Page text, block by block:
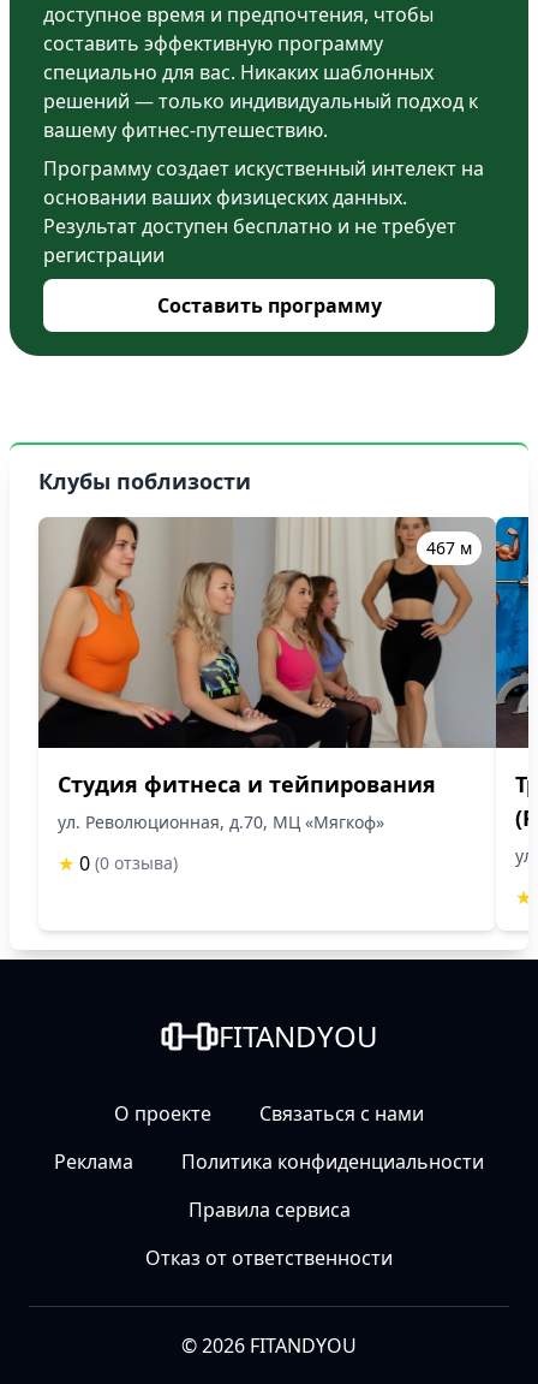
доступное время и предпочтения, чтобы
составить эффективную программу
специально для вас. Никаких шаблонных
решений — только индивидуальный подход к
вашему фитнес-путешествию.
Программу создает искуственный интелект на
основании ваших физицеских данных.
Результат доступен бесплатно и не требует
регистрации
Составить программу
Клубы поблизости
467 м
Студия фитнеса и тейпирования
ул. Революционная, д.70, МЦ «Мягкоф»
★ 0 (0 отзыва)
★
FITANDYOU
О проекте
Связаться с нами
Реклама
Политика конфиденциальности
Правила сервиса
Отказ от ответственности
© 2026 FITANDYOU